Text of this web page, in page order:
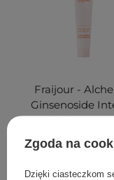
Fraijour -
Ginsenoside
Firming
Intensywnie
Krem z Żeń-
Zgoda na
Dzięki ciasteczkom